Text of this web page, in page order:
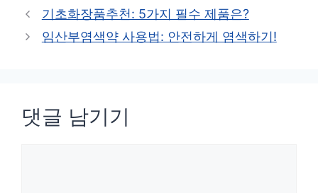
테
고
리
기초화장품추천: 5가지 필수 제품은?
임산부염색약 사용법: 안전하게 염색하기!
댓글 남기기